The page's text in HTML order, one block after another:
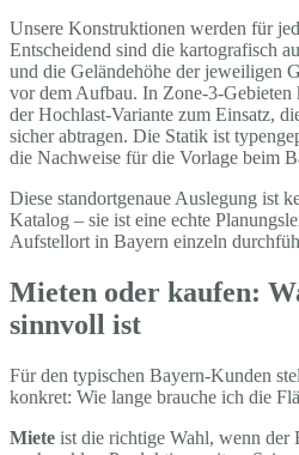
Unsere Konstruktionen werden für
Entscheidend sind die kartografisch
und die Geländehöhe der jeweiligen
vor dem Aufbau. In Zone-3-Gebieten
der Hochlast-Variante zum Einsatz,
sicher abtragen. Die Statik ist
die Nachweise für die Vorlage beim
Diese standortgenaue Auslegung ist
Katalog – sie ist eine echte
Aufstellort in Bayern einzeln
Mieten oder kaufen:
sinnvoll ist
Für den typischen Bayern-Kunden
konkret: Wie lange brauche ich die
Miete ist die richtige Wahl, wenn der